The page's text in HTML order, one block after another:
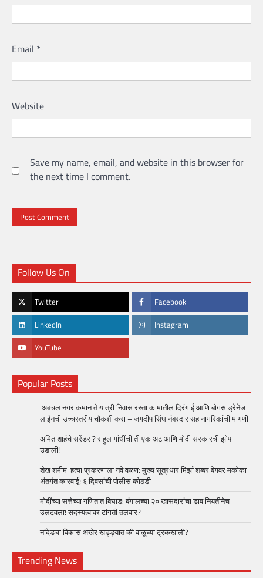
Email *
Website
Save my name, email, and website in this browser for
the next time I comment.
Follow Us On
Twitter Facebook
LinkedIn Instagram
YouTube
Popular Posts
अबचल नगर कमान ते यात्री निवास रस्ता कामातील दिरंगाई आणि बोगस ड्रेनेज
लाईनची उच्चस्तरीय चौकशी करा – जगदीप सिंघ नंबरदार सह नागरिकांची मागणी
अमित शाहंचे सरेंडर ? राहुल गांधींची ती एक अट आणि मोदी सरकारची झोप
उडाली!
शेख शमीम हत्या प्रकरणाला नवे वळण: मुख्य सूत्रधार मिर्झा शब्बर बेगवर मकोका
अंतर्गत कारवाई; ६ दिवसांची पोलीस कोठडी
मोदींच्या सत्तेच्या गणितात बिघाड: बंगालच्या २० खासदारांचा डाव नियतीनेच
उलटवला! सदस्यत्वावर टांगती तलवार?
नांदेडचा विकास अखेर खड्ड्यात की वाळूच्या ट्रकखाली?
Trending News